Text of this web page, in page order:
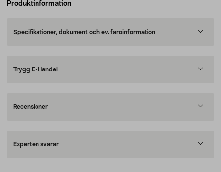
Produktinformation
Specifikationer, dokument och ev. faroinformation
Trygg E-Handel
Recensioner
Experten svarar